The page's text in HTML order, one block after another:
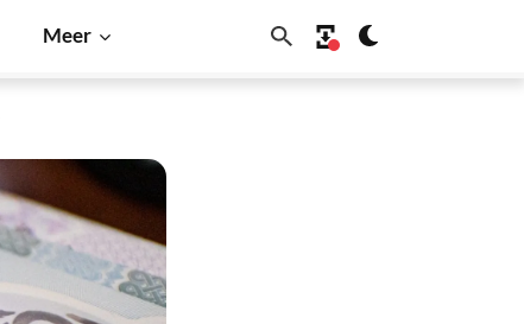
Meer